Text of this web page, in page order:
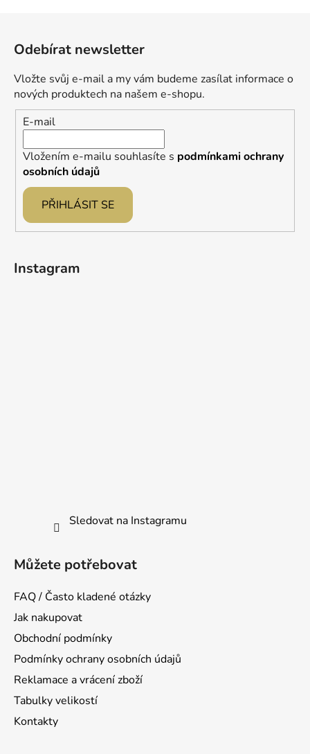
Odebírat newsletter
Vložte svůj e-mail a my vám budeme zasílat informace o
nových produktech na našem e-shopu.
E-mail
Vložením e-mailu souhlasíte s podmínkami ochrany
osobních údajů
PŘIHLÁSIT SE
Instagram
Sledovat na Instagramu
Můžete potřebovat
FAQ / Často kladené otázky
Jak nakupovat
Obchodní podmínky
Podmínky ochrany osobních údajů
Reklamace a vrácení zboží
Tabulky velikostí
Kontakty